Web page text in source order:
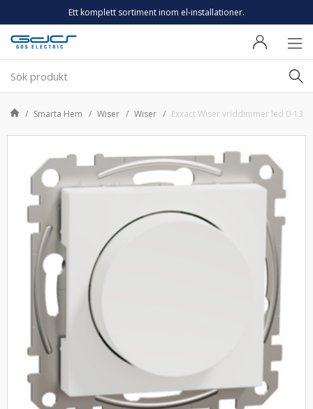
Ett komplett sortiment inom el-installationer.
Smarta Hem Wiser Wiser Exxact Wiser vriddimmer led 0-130